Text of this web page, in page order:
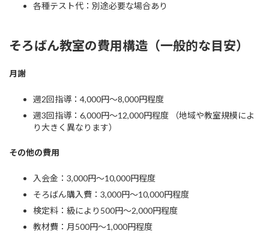
各種テスト代：別途必要な場合あり
そろばん教室の費用構造（一般的な目安）
月謝
週2回指導：4,000円～8,000円程度
週3回指導：6,000円～12,000円程度 （地域や教室規模によ
り大きく異なります）
その他の費用
入会金：3,000円～10,000円程度
そろばん購入費：3,000円～10,000円程度
検定料：級により500円～2,000円程度
教材費：月500円～1,000円程度